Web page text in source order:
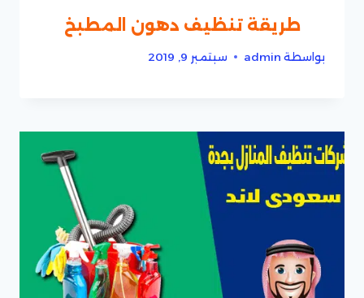
طريقة تنظيف دهون المطبخ
بواسطة admin سبتمبر 9, 2019